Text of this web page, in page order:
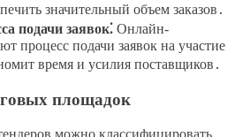
значительный объем заказов․
подачи заявок⁚ Онлайн-
процесс подачи заявок на участие
время и усилия поставщиков․
площадок
можно классифицировать